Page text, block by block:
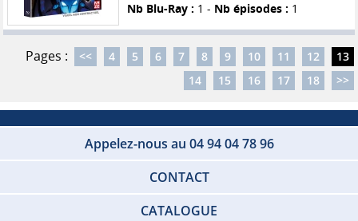
Nb Blu-Ray : 1 - Nb épisodes : 1
Pages : << 4 5 6 7 8 9 10 11 12
13
14
15 16 17 18 >>
Appelez-nous au 04 94 04 78 96
CONTACT
CATALOGUE